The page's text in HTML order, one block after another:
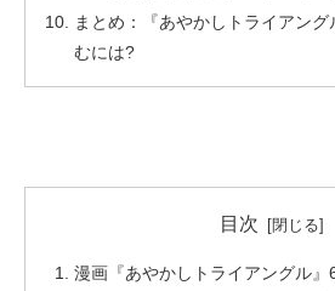
まとめ：『あやかしトライアン
むには?
目次
漫画『あやかしトライアングル